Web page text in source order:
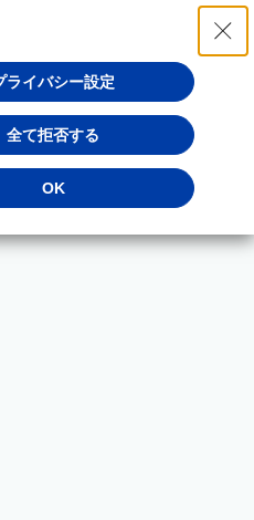
ライバシー設定
全て拒否する
OK